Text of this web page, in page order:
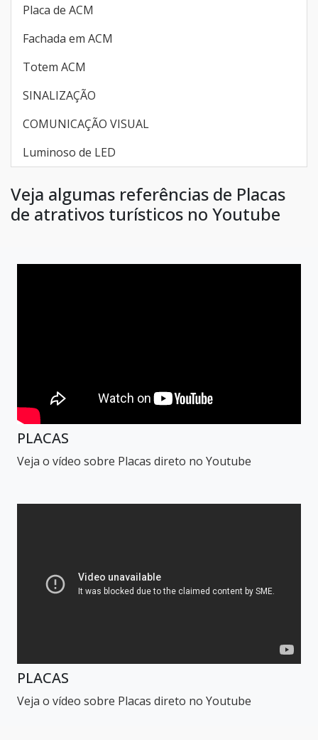
Placa de ACM
Fachada em ACM
Totem ACM
SINALIZAÇÃO
COMUNICAÇÃO VISUAL
Luminoso de LED
Veja algumas referências de Placas
de atrativos turísticos no Youtube
PLACAS
Veja o vídeo sobre Placas direto no Youtube
PLACAS
Veja o vídeo sobre Placas direto no Youtube